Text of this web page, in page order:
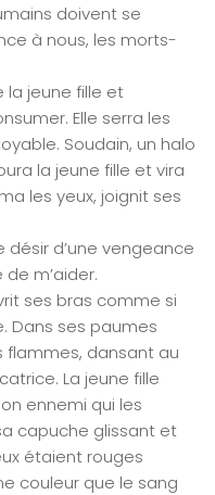
doivent se
à nous, les morts-
la jeune fille et
Elle serra les
Soudain, un halo
la jeune fille et vira
les yeux, joignit ses
désir d’une vengeance
m’aider.
ses bras comme si
Dans ses paumes
flammes, dansant au
La jeune fille
ennemi qui les
capuche glissant et
étaient rouges
couleur que le sang